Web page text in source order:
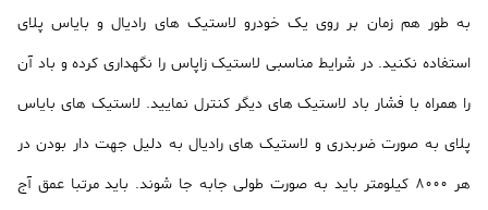
به طور هم زمان بر روی یک خودرو لاستیک های رادیال و بایاس پلای
استفاده نکنید. در شرایط مناسبی لاستیک زاپاس را نگهداری کرده و باد آن
را همراه با فشار باد لاستیک های دیگر کنترل نمایید. لاستیک های بایاس
پلای به صورت ضربدری و لاستیک های رادیال به دلیل جهت دار بودن در
هر 8000 کیلومتر باید به صورت طولی جابه جا شوند. باید مرتبا عمق آج